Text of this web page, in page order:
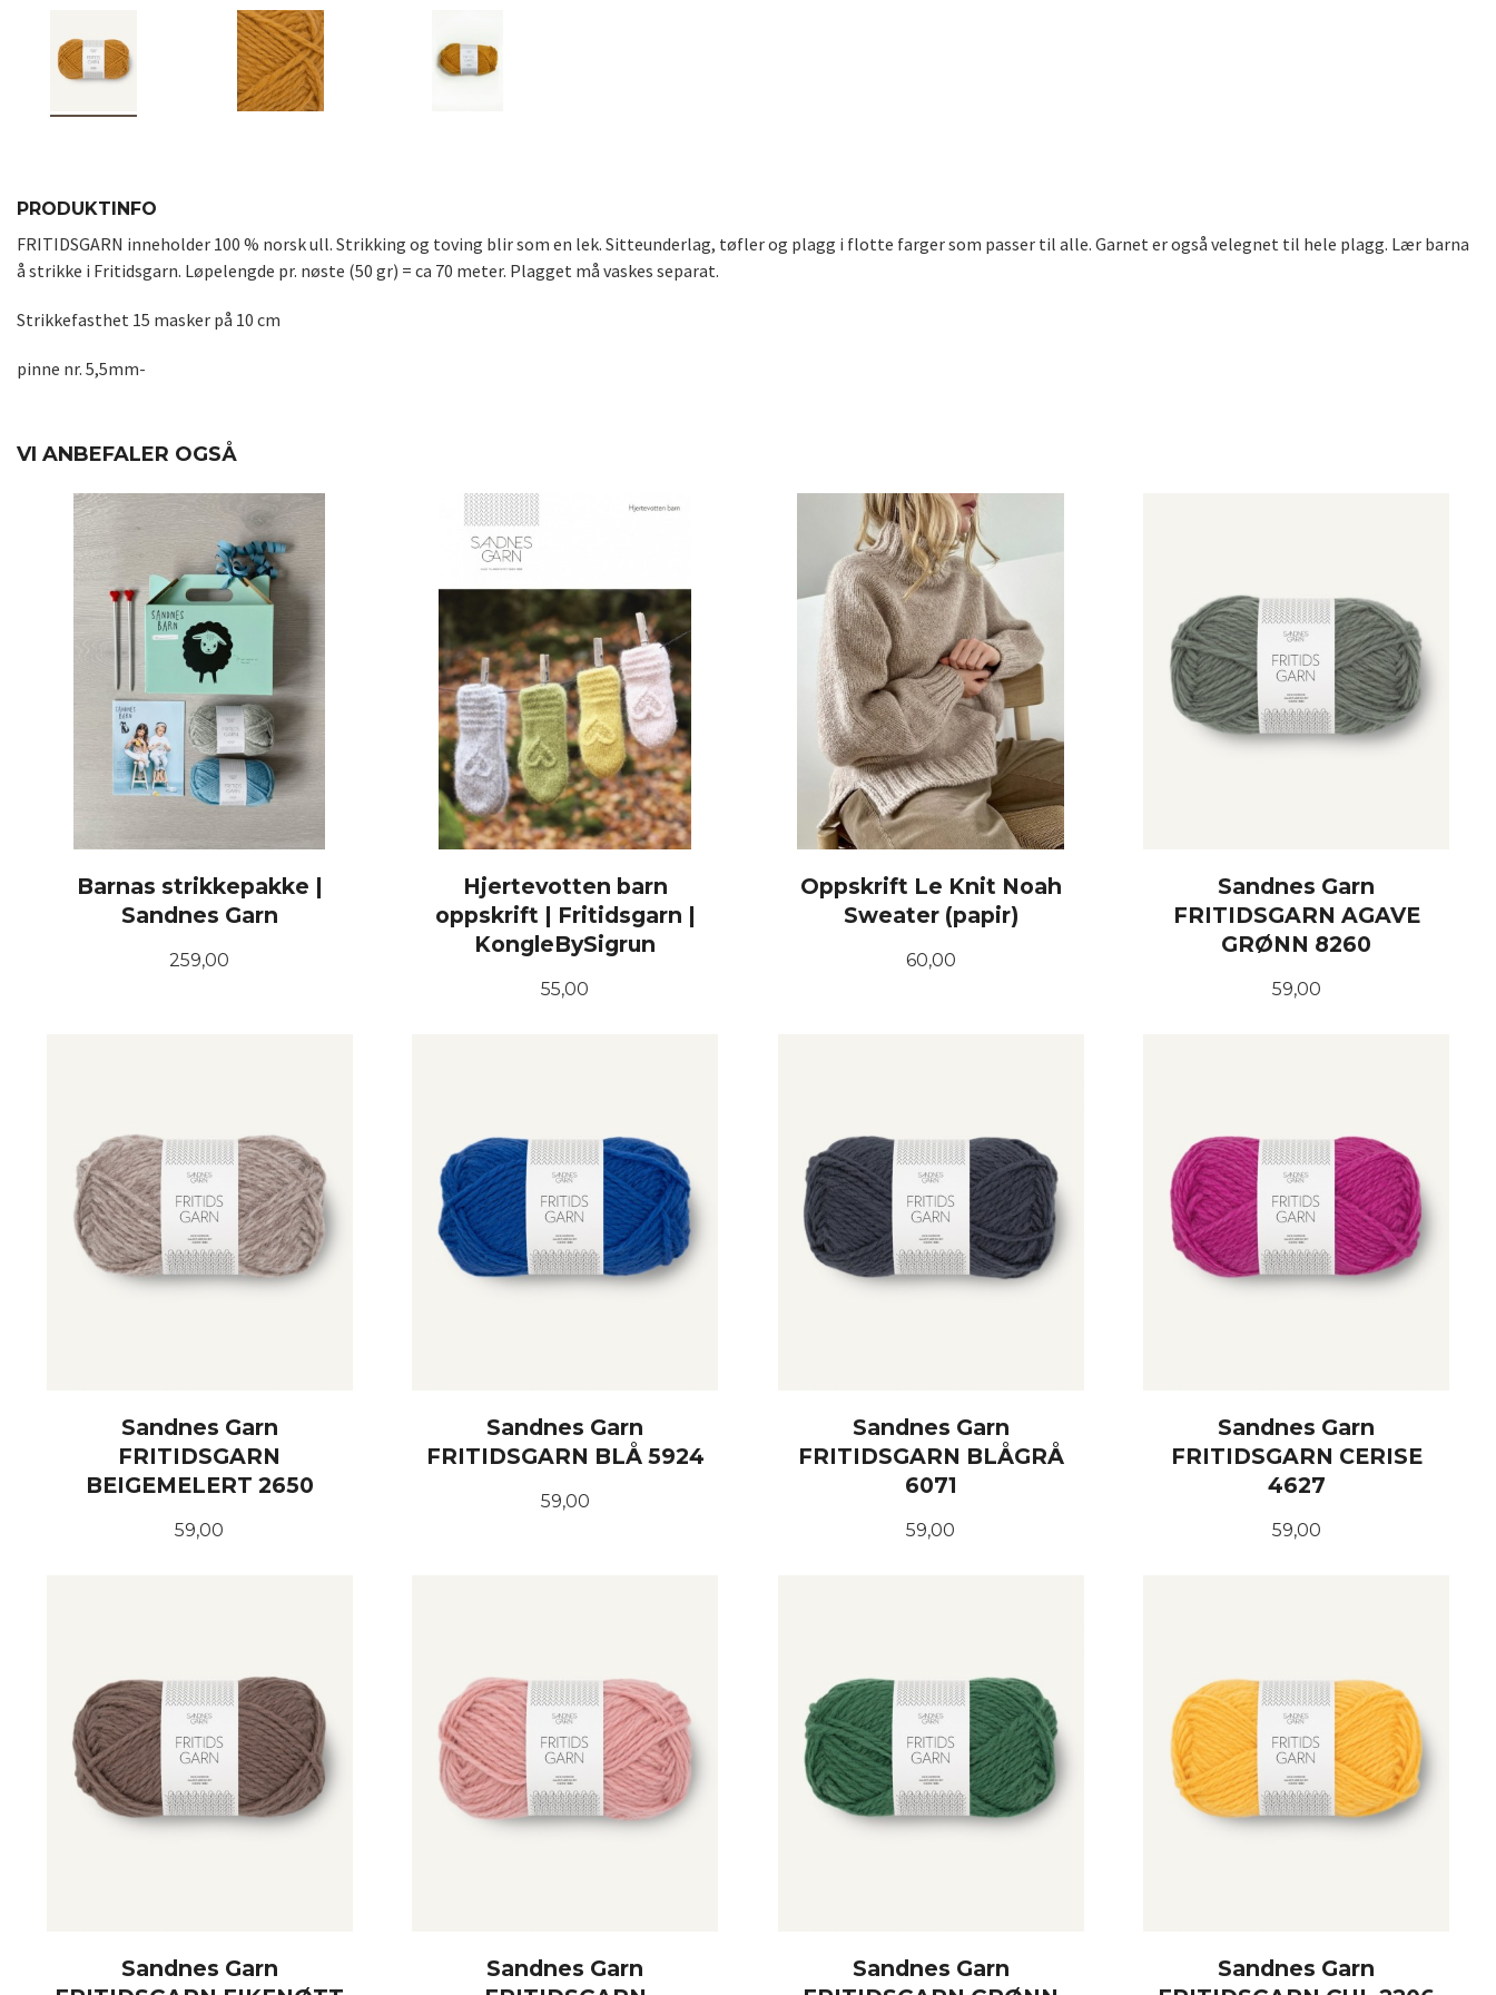
PRODUKTINFO
FRITIDSGARN inneholder 100 % norsk ull. Strikking og toving blir som en lek. Sitteunderlag, tøfler og plagg i flotte farger som passer til alle. Garnet er også velegnet til hele plagg. Lær barna
å strikke i Fritidsgarn. Løpelengde pr. nøste (50 gr) = ca 70 meter. Plagget må vaskes separat.
Strikkefasthet 15 masker på 10 cm
pinne nr. 5,5mm-
VI ANBEFALER OGSÅ
Barnas strikkepakke |
Sandnes Garn
Pris
259,00
Hjertevotten barn
oppskrift | Fritidsgarn |
KongleBySigrun
Pris
55,00
Oppskrift Le Knit Noah
Sweater (papir)
Pris
60,00
Sandnes Garn
FRITIDSGARN AGAVE
GRØNN 8260
Pris
59,00
Sandnes Garn
FRITIDSGARN
BEIGEMELERT 2650
Pris
59,00
Sandnes Garn
FRITIDSGARN BLÅ 5924
Pris
59,00
Sandnes Garn
FRITIDSGARN BLÅGRÅ
6071
Pris
59,00
Sandnes Garn
FRITIDSGARN CERISE
4627
Pris
59,00
Sandnes Garn
Sandnes Garn
Sandnes Garn
Sandnes Garn